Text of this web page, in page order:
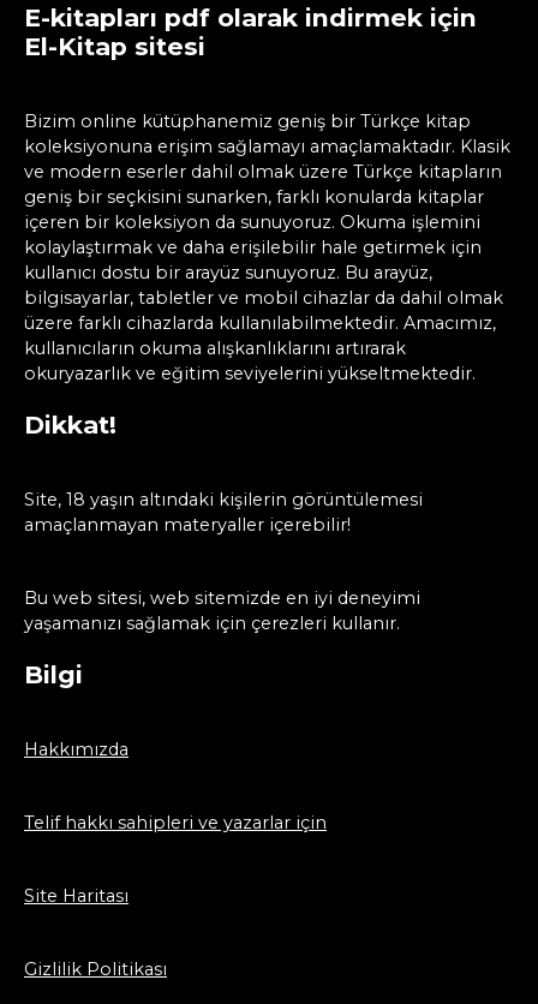
E-kitapları pdf olarak indirmek için
El-Kitap sitesi
Bizim online kütüphanemiz geniş bir Türkçe kitap
koleksiyonuna erişim sağlamayı amaçlamaktadır. Klasik
ve modern eserler dahil olmak üzere Türkçe kitapların
geniş bir seçkisini sunarken, farklı konularda kitaplar
içeren bir koleksiyon da sunuyoruz. Okuma işlemini
kolaylaştırmak ve daha erişilebilir hale getirmek için
kullanıcı dostu bir arayüz sunuyoruz. Bu arayüz,
bilgisayarlar, tabletler ve mobil cihazlar da dahil olmak
üzere farklı cihazlarda kullanılabilmektedir. Amacımız,
kullanıcıların okuma alışkanlıklarını artırarak
okuryazarlık ve eğitim seviyelerini yükseltmektedir.
Dikkat!
Site, 18 yaşın altındaki kişilerin görüntülemesi
amaçlanmayan materyaller içerebilir!
Bu web sitesi, web sitemizde en iyi deneyimi
yaşamanızı sağlamak için çerezleri kullanır.
Bilgi
Hakkımızda
Telif hakkı sahipleri ve yazarlar için
Site Haritası
Gizlilik Politikası